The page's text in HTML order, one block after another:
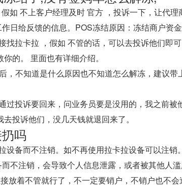
如 不上客户经理及时 官方 ，投诉一下，让代
日给反馈的信息。POS冻结原因：冻结商户资金
找拉卡拉 ，假如 不管的话，可以去投诉他们即
的。 里面也有详细介绍。
，不知道是什么原因也不知道怎么解冻，建议
过投诉要回来，问业务员要是没用的，我之前
投诉他们，没几天钱就退回来了。
吗
设备而不注销。如不再使用拉卡拉设备可以注
不注销，会导致个人信息泄露，或者被其他人滥
放着不管就行了，不一定要销户，不销户也不